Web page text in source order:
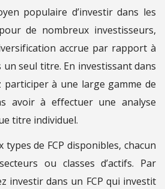
populaire d’investir dans les
de nombreux investisseurs,
accrue par rapport à
un seul titre. En investissant dans
participer à une large gamme de
avoir à effectuer une analyse
titre individuel.
de FCP disponibles, chacun
ou classes d’actifs. Par
investir dans un FCP qui investit